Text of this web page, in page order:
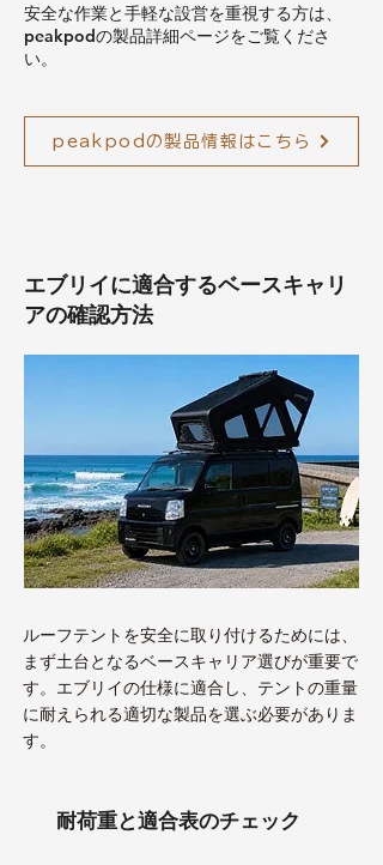
安全な作業と手軽な設営を重視する方は、
peakpodの製品詳細ページをご覧くださ
い。
peakpodの製品情報はこちら
エブリイに適合するベースキャリ
アの確認方法
ルーフテントを安全に取り付けるためには、
まず土台となるベースキャリア選びが重要で
す。エブリイの仕様に適合し、テントの重量
に耐えられる適切な製品を選ぶ必要がありま
す。
耐荷重と適合表のチェック